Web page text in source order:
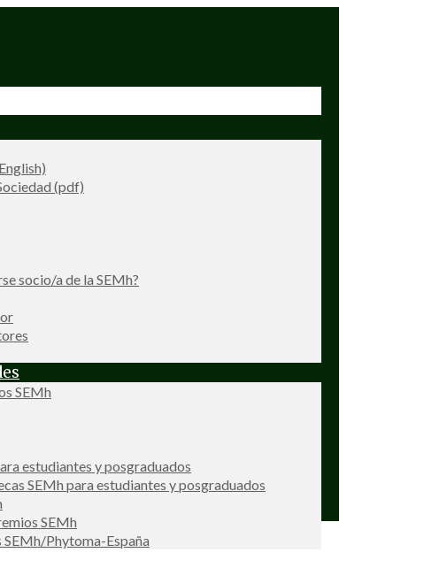
(pdf)
socio/a de la SEMh?
SEMh
estudiantes y posgraduados
SEMh para estudiantes y posgraduados
SEMh
SEMh/Phytoma-España